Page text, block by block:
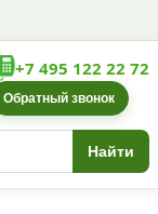
Найти
+7 495 122 22 72
Обратный звонок